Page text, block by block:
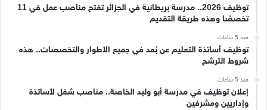
توظيف 2026.. مدرسة بريطانية في الجزائر تفتح مناصب عمل في 11
تخصصًا وهذه طريقة التقديم
منذ 5 ساعات
توظيف أساتذة التعليم عن بُعد في جميع الأطوار والتخصصات.. هذه
شروط الترشح
منذ 5 ساعات
إعلان توظيف في مدرسة أبو وليد الخاصة.. مناصب شغل لأساتذة
وإداريين ومشرفين